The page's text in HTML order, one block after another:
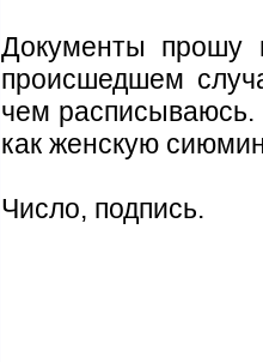
Документы прошу
происшедшем
чем
как женскую
Число, подпись.